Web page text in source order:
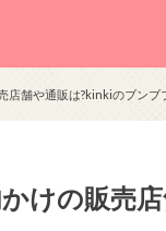
店舗や通販は?kinkiのブンブ
けの販売